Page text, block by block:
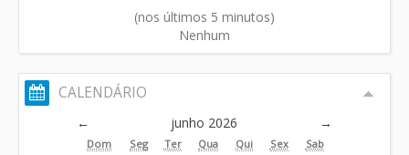
(nos últimos 5 minutos)
Nenhum
CALENDÁRIO
← junho 2026 →
Dom Seg Ter Qua Qui Sex
Sab